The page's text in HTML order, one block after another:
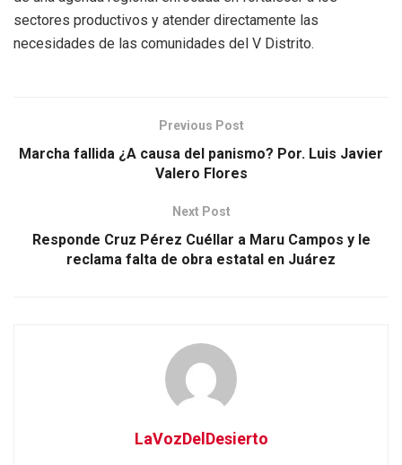
sectores productivos y atender directamente las
necesidades de las comunidades del V Distrito.
Previous Post
Marcha fallida ¿A causa del panismo? Por. Luis Javier
Valero Flores
Next Post
Responde Cruz Pérez Cuéllar a Maru Campos y le
reclama falta de obra estatal en Juárez
LaVozDelDesierto